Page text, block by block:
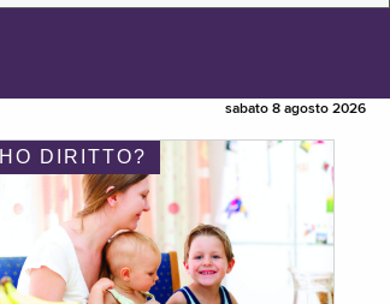
sabato 8 agosto 2026
HO DIRITTO?